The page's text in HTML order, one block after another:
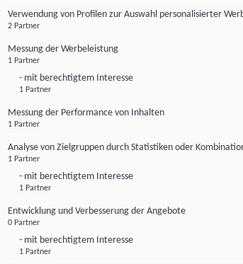
Verwendung von Profilen zur Auswahl personalisierter
2 Partner
Messung der Werbeleistung
1 Partner
- mit berechtigtem Interesse
1 Partner
Messung der Performance von Inhalten
1 Partner
Analyse von Zielgruppen durch Statistiken oder
1 Partner
- mit berechtigtem Interesse
1 Partner
Entwicklung und Verbesserung der Angebote
0 Partner
- mit berechtigtem Interesse
1 Partner